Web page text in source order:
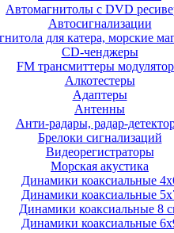
Автомагнитолы с DVD
Автосигнализации
для катера, морские
CD-ченджеры
FM трансмиттеры
Алкотестеры
Адаптеры
Антенны
Анти-радары, радар-
Брелоки сигнализаций
Видеорегистраторы
Морская акустика
Динамики коаксиальные
Динамики коаксиальные
Динамики коаксиальные 8
Динамики коаксиальные